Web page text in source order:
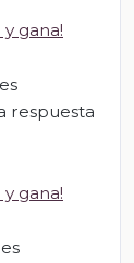
y gana!
respuesta
y gana!